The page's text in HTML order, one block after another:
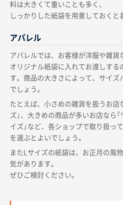
料は大きくて重いことも多く、
しっかりした紙袋を用意しておくと
アパレル
アパレルでは、お客様が洋服や雑貨
オリジナル紙袋に入れてお渡しする
す。商品の大きさによって、サイズ
でしょう。
たとえば、小さめの雑貨を扱うお店
ズ」、大きめの商品が多いお店なら
イズ」など、各ショップで取り扱っ
を選ぶとよいでしょう。
またLサイズの紙袋は、お正月の風物
気があります。
ぜひご検討ください。